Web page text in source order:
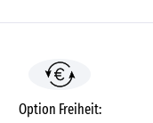
Option Freiheit: